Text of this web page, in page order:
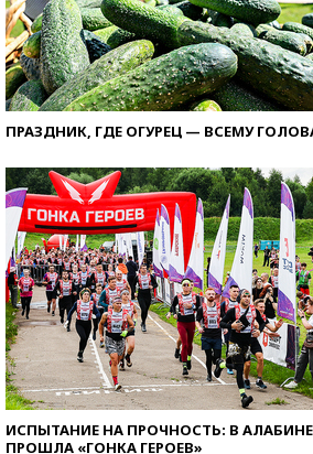
ПРАЗДНИК, ГДЕ ОГУРЕЦ — ВСЕМУ
ИСПЫТАНИЕ НА ПРОЧНОСТЬ: В АЛАБИНЕ
ПРОШЛА «ГОНКА ГЕРОЕВ»